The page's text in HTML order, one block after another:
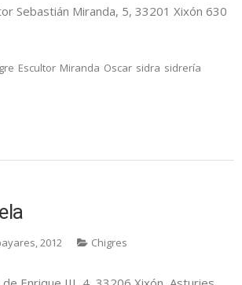
Sebastián Miranda, 5, 33201 Xixón 630
Escultor Miranda Oscar sidra sidrería
2012 Chigres